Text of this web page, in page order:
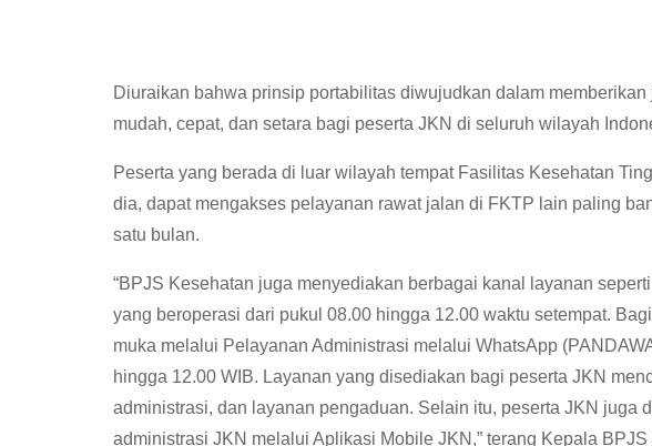
Diuraikan bahwa prinsip portabilitas diwujudkan dalam
mudah, cepat, dan setara bagi peserta JKN di seluruh wilayah
Peserta yang berada di luar wilayah tempat Fasilitas Kesehatan
dia, dapat mengakses pelayanan rawat jalan di FKTP lain paling
satu bulan.
“BPJS Kesehatan juga menyediakan berbagai kanal layanan
yang beroperasi dari pukul 08.00 hingga 12.00 waktu setempat.
muka melalui Pelayanan Administrasi melalui WhatsApp
hingga 12.00 WIB. Layanan yang disediakan bagi peserta JKN
administrasi, dan layanan pengaduan. Selain itu, peserta JKN juga
administrasi JKN melalui Aplikasi Mobile JKN,” terang Kepala